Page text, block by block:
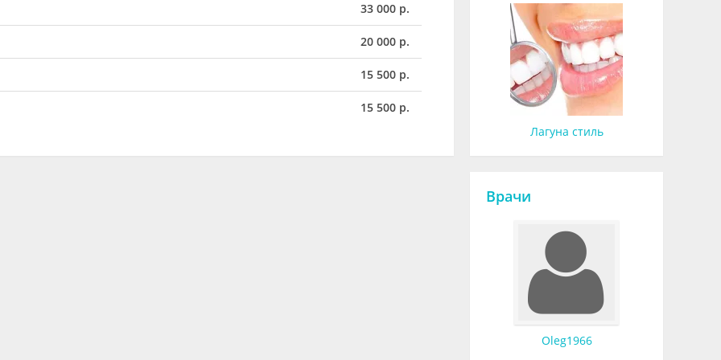
33 000 р.
20 000 р.
15 500 р.
15 500 р.
Лагуна стиль
Врачи
Oleg1966